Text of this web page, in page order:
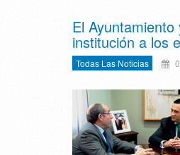
El
institución a los
Todas Las Noticias